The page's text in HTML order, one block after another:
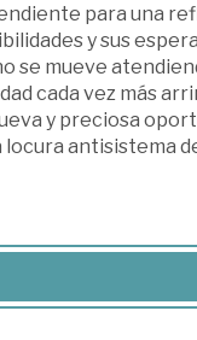
para una
y sus
se mueve
cada vez más
y preciosa
antisistema